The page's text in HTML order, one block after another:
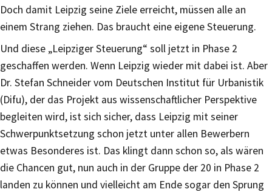
Doch damit Leipzig seine Ziele erreicht, müssen alle an
einem Strang ziehen. Das braucht eine eigene Steuerung.
Und diese „Leipziger Steuerung“ soll jetzt in Phase 2
geschaffen werden. Wenn Leipzig wieder mit dabei ist. Aber
Dr. Stefan Schneider vom Deutschen Institut für Urbanistik
(Difu), der das Projekt aus wissenschaftlicher Perspektive
begleiten wird, ist sich sicher, dass Leipzig mit seiner
Schwerpunktsetzung schon jetzt unter allen Bewerbern
etwas Besonderes ist. Das klingt dann schon so, als wären
die Chancen gut, nun auch in der Gruppe der 20 in Phase 2
landen zu können und vielleicht am Ende sogar den Sprung